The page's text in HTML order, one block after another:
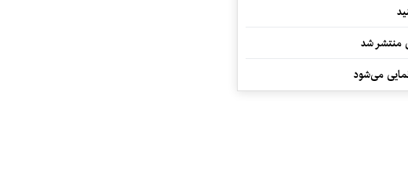
منتشر شد
می‌شود